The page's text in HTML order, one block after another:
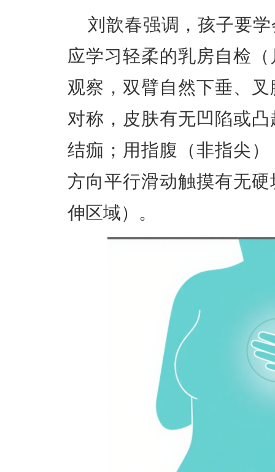
刘歆春强调，孩子要
应学习轻柔的乳房自检
观察，双臂自然下垂、
对称，皮肤有无凹陷或
结痂；用指腹（非指尖
方向平行滑动触摸有无
伸区域）。